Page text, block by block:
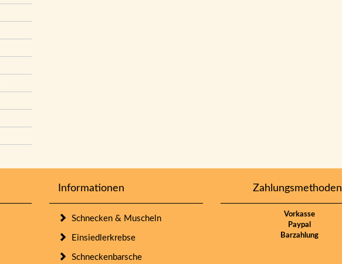
Informationen
Schnecken & Muscheln
Einsiedlerkrebse
Schneckenbarsche
Zahlungsmethoden
Vorkasse
Paypal
Barzahlung